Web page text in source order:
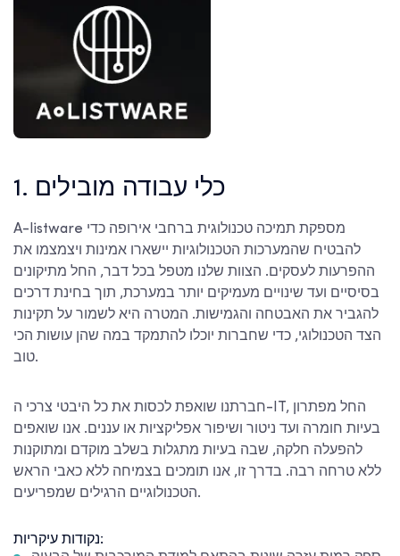
1. כלי עבודה מובילים
A-listware מספקת תמיכה טכנולוגית ברחבי אירופה כדי
להבטיח שהמערכות הטכנולוגיות יישארו אמינות ויצמצמו את
ההפרעות לעסקים. הצוות שלנו מטפל בכל דבר, החל מתיקונים
בסיסיים ועד שינויים מעמיקים יותר במערכת, תוך בחינת דרכים
להגביר את האבטחה והגמישות. המטרה היא לשמור על תקינות
הצד הטכנולוגי, כדי שחברות יוכלו להתמקד במה שהן עושות הכי
טוב.
חברתנו שואפת לכסות את כל היבטי צרכי ה-IT, החל מפתרון
בעיות חומרה ועד ניטור ושיפור אפליקציות או עננים. אנו שואפים
להפעלה חלקה, שבה בעיות מתגלות בשלב מוקדם ומתוקנות
ללא טרחה רבה. בדרך זו, אנו תומכים בצמיחה ללא כאבי הראש
הטכנולוגיים הרגילים שמפריעים.
נקודות עיקריות: